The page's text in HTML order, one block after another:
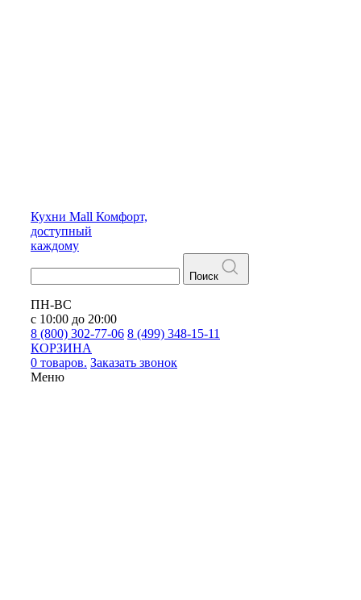
Кухни Mall Комфорт,
доступный
каждому
Поиск
ПН-ВС
с 10:00 до 20:00
8 (800) 302-77-06 8 (499) 348-15-11
КОРЗИНА
0 товаров. Заказать звонок
Меню